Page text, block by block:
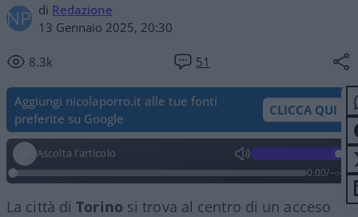
di Redazione
13 Gennaio 2025, 20:30
8.3k 51
Aggiungi nicolaporro.it alle tue fonti
preferite su Google
CLICCA QUI
Ascolta l'articolo
0:00/--:--
La città diTorino si trova al centro di un acceso